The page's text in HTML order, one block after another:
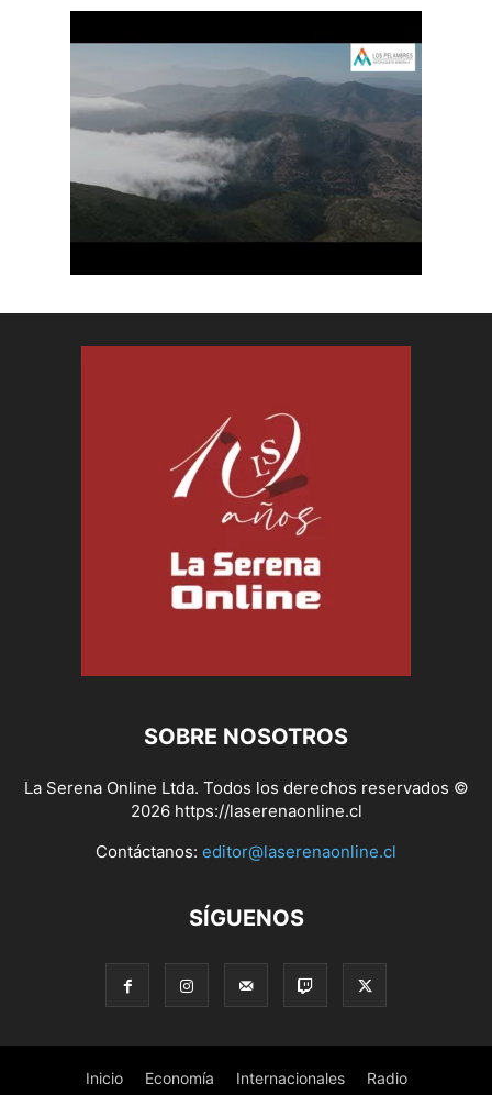
SOBRE NOSOTROS
La Serena Online Ltda. Todos los derechos reservados ©
2026 https://laserenaonline.cl
Contáctanos: editor@laserenaonline.cl
SÍGUENOS
Inicio Economía Internacionales Radio